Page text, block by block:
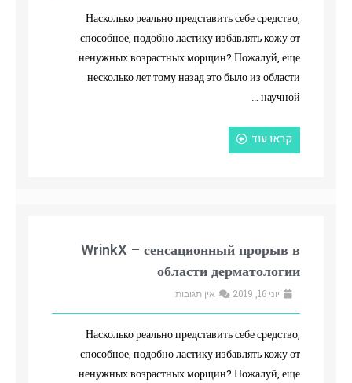
Насколько реально представить себе средство,
способное, подобно ластику избавлять кожу от
ненужных возрастных морщин? Пожалуй, еще
несколько лет тому назад это было из области
научной …
קראו עוד
WrinkX – сенсационный прорыв в
области дерматологии
יוני 16, 2019 אין תגובות
Насколько реально представить себе средство,
способное, подобно ластику избавлять кожу от
ненужных возрастных морщин? Пожалуй, еще